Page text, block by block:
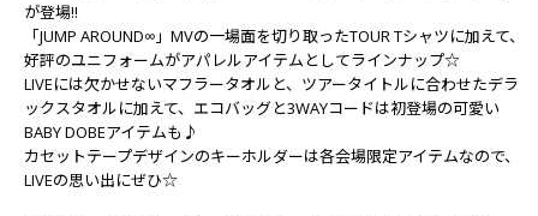
が登場!!
「JUMP AROUND∞」MVの一場面を切り取ったTOUR Tシャツに加えて、
好評のユニフォームがアパレルアイテムとしてラインナップ☆
LIVEには欠かせないマフラータオルと、ツアータイトルに合わせたデラ
ックスタオルに加えて、エコバッグと3WAYコードは初登場の可愛い
BABY DOBEアイテムも♪
カセットテープデザインのキーホルダーは各会場限定アイテムなので、
LIVEの思い出にぜひ☆